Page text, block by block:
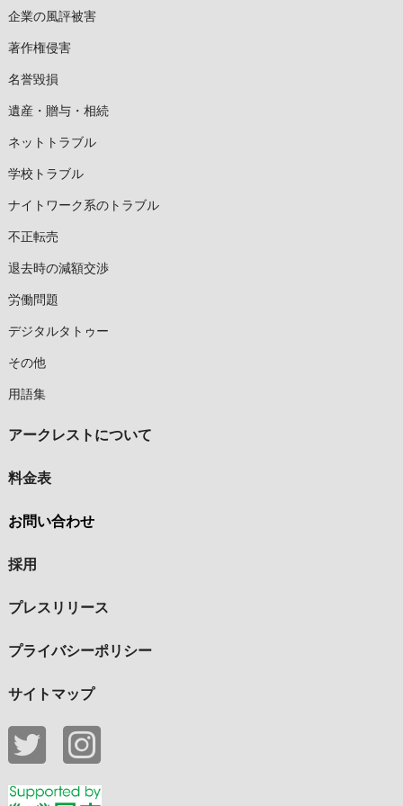
企業の風評被害
著作権侵害
名誉毀損
遺産・贈与・相続
ネットトラブル
学校トラブル
ナイトワーク系のトラブル
不正転売
退去時の減額交渉
労働問題
デジタルタトゥー
その他
用語集
アークレストについて
料金表
お問い合わせ
採用
プレスリリース
プライバシーポリシー
サイトマップ